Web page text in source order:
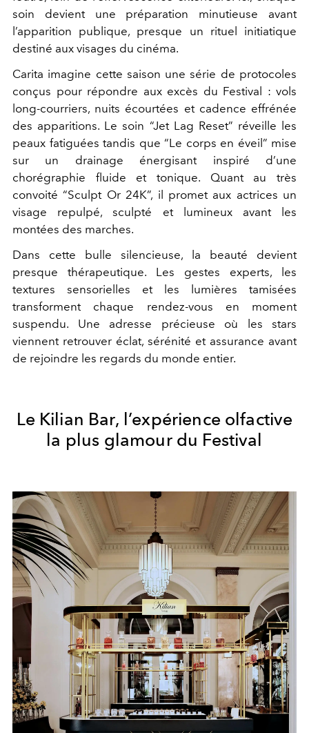
soin devient une préparation minutieuse avant
l’apparition publique, presque un rituel initiatique
destiné aux visages du cinéma.
Carita imagine cette saison une série de protocoles
conçus pour répondre aux excès du Festival : vols
long-courriers, nuits écourtées et cadence effrénée
des apparitions. Le soin “Jet Lag Reset” réveille les
peaux fatiguées tandis que “Le corps en éveil” mise
sur un drainage énergisant inspiré d’une
chorégraphie fluide et tonique. Quant au très
convoité “Sculpt Or 24K”, il promet aux actrices un
visage repulpé, sculpté et lumineux avant les
montées des marches.
Dans cette bulle silencieuse, la beauté devient
presque thérapeutique. Les gestes experts, les
textures sensorielles et les lumières tamisées
transforment chaque rendez-vous en moment
suspendu. Une adresse précieuse où les stars
viennent retrouver éclat, sérénité et assurance avant
de rejoindre les regards du monde entier.
Le Kilian Bar, l’expérience olfactive
la plus glamour du Festival